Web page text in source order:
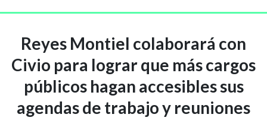
Reyes Montiel colaborará con
Civio para lograr que más cargos
públicos hagan accesibles sus
agendas de trabajo y reuniones